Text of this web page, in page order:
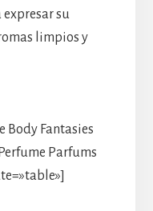
expresar su
limpios y
Body Fantasies
Parfums